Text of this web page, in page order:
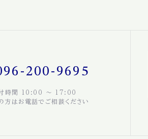
200-9695
時間 10:00 〜 17:00
方はお電話でご相談ください